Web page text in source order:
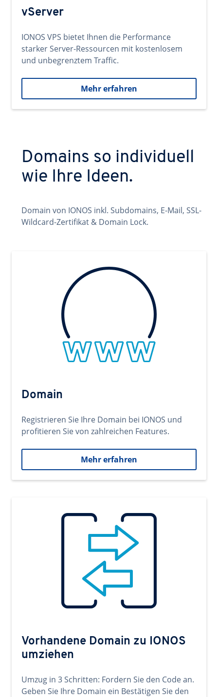
vServer
IONOS VPS bietet Ihnen die Performance
starker Server-Ressourcen mit kostenlosem
und unbegrenztem Traffic.
Mehr erfahren
Domains so individuell
wie Ihre Ideen.
Domain von IONOS inkl. Subdomains, E-Mail, SSL-
Wildcard-Zertifikat & Domain Lock.
Domain
Registrieren Sie Ihre Domain bei IONOS und
profitieren Sie von zahlreichen Features.
Mehr erfahren
Vorhandene Domain zu IONOS
umziehen
Umzug in 3 Schritten: Fordern Sie den Code an.
Geben Sie Ihre Domain ein Bestätigen Sie den